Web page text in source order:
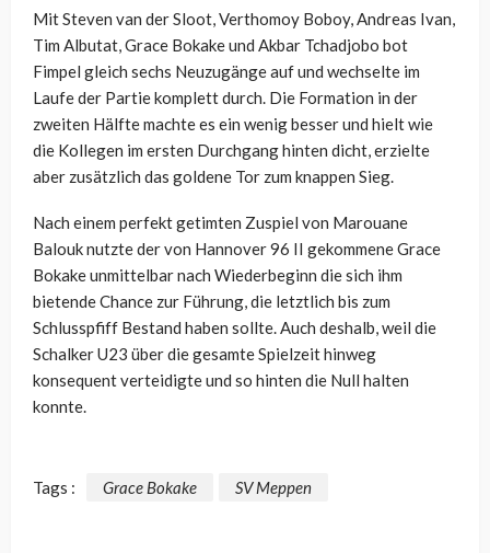
Mit Steven van der Sloot, Verthomoy Boboy, Andreas Ivan,
Tim Albutat, Grace Bokake und Akbar Tchadjobo bot
Fimpel gleich sechs Neuzugänge auf und wechselte im
Laufe der Partie komplett durch. Die Formation in der
zweiten Hälfte machte es ein wenig besser und hielt wie
die Kollegen im ersten Durchgang hinten dicht, erzielte
aber zusätzlich das goldene Tor zum knappen Sieg.
Nach einem perfekt getimten Zuspiel von Marouane
Balouk nutzte der von Hannover 96 II gekommene Grace
Bokake unmittelbar nach Wiederbeginn die sich ihm
bietende Chance zur Führung, die letztlich bis zum
Schlusspfiff Bestand haben sollte. Auch deshalb, weil die
Schalker U23 über die gesamte Spielzeit hinweg
konsequent verteidigte und so hinten die Null halten
konnte.
Tags : Grace Bokake SV Meppen